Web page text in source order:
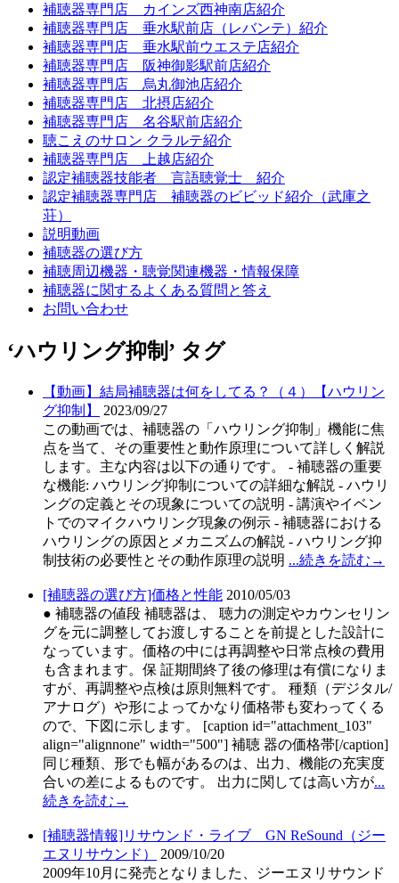
補聴器専門店 カインズ西神南店紹介
補聴器専門店 垂水駅前店（レバンテ）紹介
補聴器専門店 垂水駅前ウエステ店紹介
補聴器専門店 阪神御影駅前店紹介
補聴器専門店 烏丸御池店紹介
補聴器専門店 北摂店紹介
補聴器専門店 名谷駅前店紹介
聴こえのサロン クラルテ紹介
補聴器専門店 上越店紹介
認定補聴器技能者 言語聴覚士 紹介
認定補聴器専門店 補聴器のビビッド紹介（武庫之
荘）
説明動画
補聴器の選び方
補聴周辺機器・聴覚関連機器・情報保障
補聴器に関するよくある質問と答え
お問い合わせ
‘ハウリング抑制’ タグ
【動画】結局補聴器は何をしてる？（４）【ハウリン
グ抑制】
2023/09/27
この動画では、補聴器の「ハウリング抑制」機能に焦
点を当て、その重要性と動作原理について詳しく解説
します。主な内容は以下の通りです。 - 補聴器の重要
な機能: ハウリング抑制についての詳細な解説 - ハウリ
ングの定義とその現象についての説明 - 講演やイベン
トでのマイクハウリング現象の例示 - 補聴器における
ハウリングの原因とメカニズムの解説 - ハウリング抑
制技術の必要性とその動作原理の説明 ...続きを読む→
[補聴器の選び方]価格と性能 2010/05/03
● 補聴器の値段 補聴器は、 聴力の測定やカウンセリン
グを元に調整してお渡しすることを前提とした設計に
なっています。価格の中には再調整や日常点検の費用
も含まれます。保 証期間終了後の修理は有償になりま
すが、再調整や点検は原則無料です。 種類（デジタル/
アナログ）や形によってかなり価格帯も変わってくる
ので、下図に示します。 [caption id="attachment_103"
align="alignnone" width="500"] 補聴 器の価格帯[/caption]
同じ種類、形でも幅があるのは、出力、機能の充実度
合いの差によるものです。 出力に関しては高い方が...
続きを読む→
[補聴器情報]リサウンド・ライブ＿GN ReSound（ジー
エヌリサウンド）
2009/10/20
2009年10月に発売となりました、ジーエヌリサウンド